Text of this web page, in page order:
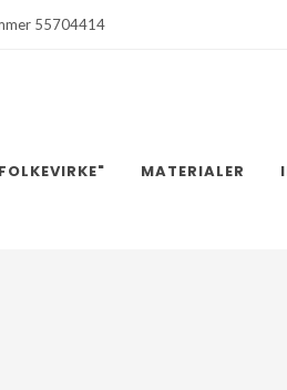
55704414
MATERIALER